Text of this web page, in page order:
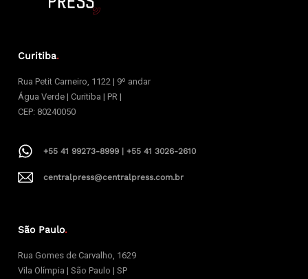
Curitiba.
Rua Petit Carneiro, 1122 | 9º andar
Água Verde | Curitiba | PR |
CEP: 80240050
+55 41 99273-8999 | +55 41 3026-2610
centralpress@centralpress.com.br
São Paulo.
Rua Gomes de Carvalho, 1629
Vila Olímpia | São Paulo | SP